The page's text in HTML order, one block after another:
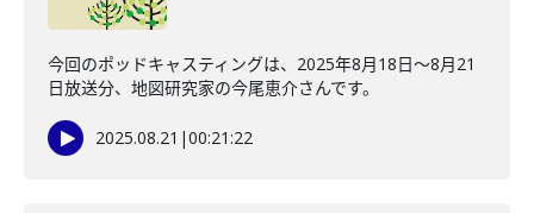
今回のポッドキャスティングは、2025年8月18日〜8月21
日放送分、地図研究家の今尾恵介さんです。
2025.08.21 |00:21:22